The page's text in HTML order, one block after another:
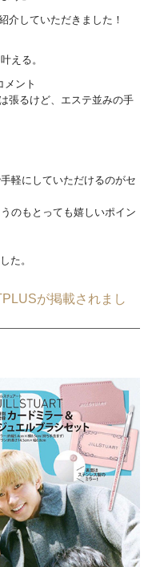
介していただきました！
える。
ント
張るけど、エステ並みの手
軽にしていただけるのがセ
のもとっても嬉しいポイン
た。
が掲載されまし